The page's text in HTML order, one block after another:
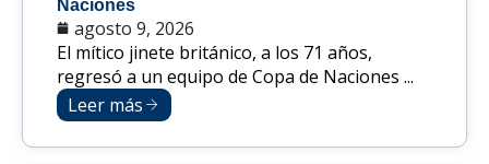
Naciones
agosto 9, 2026
El mítico jinete británico, a los 71 años,
regresó a un equipo de Copa de Naciones ...
Leer más